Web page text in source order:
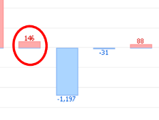
する効果は低い。全産業の半分
船『白嶺』は先進技術の塊！
も多く輩出している都道府県と